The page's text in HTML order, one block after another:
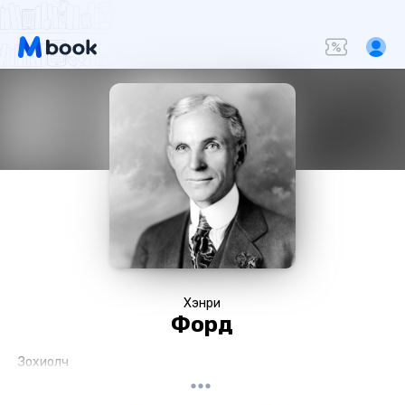
Хэнри
Форд
Зохиолч